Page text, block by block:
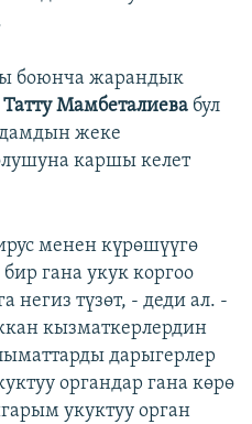
боюнча жарандык
Татту Мамбеталиева бул
жеке
каршы келет
менен күрөшүүгө
гана укук коргоо
негиз түзөт, - деди ал. -
кызматкерлердин
дарыгерлер
органдар гана көрө
укуктуу орган